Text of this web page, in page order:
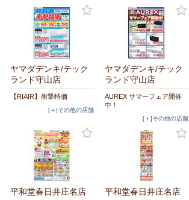
ヤマダデンキ/テック
ランド守山店
【RIAIR】衝撃特価
[＋]その他の店舗
ヤマダデンキ/テック
ランド守山店
AUREX サマーフェア開催
中！
[＋]その他の店舗
平和堂春日井庄名店 平和堂春日井庄名店